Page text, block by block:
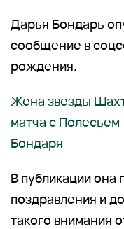
Дарья Бондарь
сообщение в
рождения.
Жена звезды
матча с
Бондаря
В публикации она
поздравления и
такого внимания